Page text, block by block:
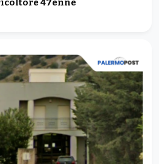
47enne